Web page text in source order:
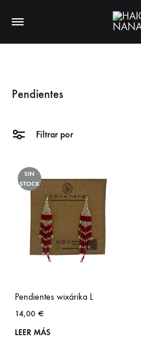
Pendientes
Filtrar por
SIN
STOCK
Pendientes wixárika L
14,00 €
LEER MÁS